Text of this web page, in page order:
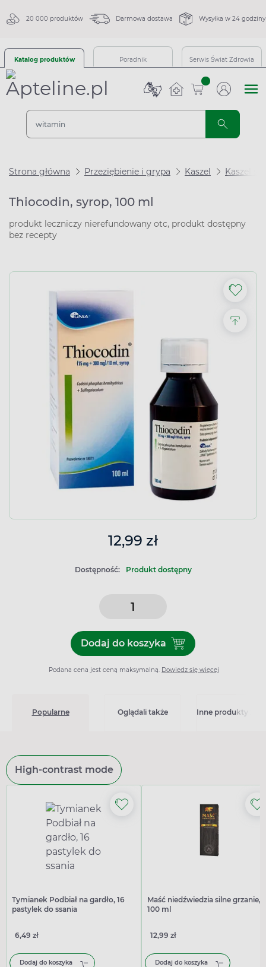
20 000 produktów Darmowa dostawa Wysyłka w 24 godziny
Katalog produktów Poradnik Serwis Świat Zdrowia
sztuk
Strona główna Przeziębienie i grypa Kaszel Kaszel
Thiocodin, syrop, 100 ml
produkt leczniczy nierefundowany otc, produkt dostępny
bez recepty
12,99 zł
Dostępność: Produkt dostępny
Dodaj do koszykaDodaj do koszyka
Podana cena jest ceną maksymalną. Dowiedz się więcej
Popularne Oglądali także Inne produkty z
High-contrast mode
Tymianek Podbiał na gardło, 16
pastylek do ssania
6,49 zł
Dodaj do koszyka
Maść niedźwiedzia silne grzanie,
100 ml
12,99 zł
Dodaj do koszyka